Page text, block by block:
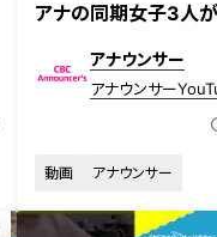
アナの同期女子3人
アナウンサー
アナウンサー
動画 アナウンサー